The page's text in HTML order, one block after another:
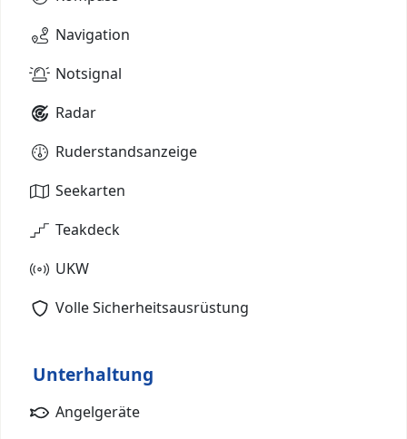
Navigation
Notsignal
Radar
Ruderstandsanzeige
Seekarten
Teakdeck
UKW
Volle Sicherheitsausrüstung
Unterhaltung
Angelgeräte